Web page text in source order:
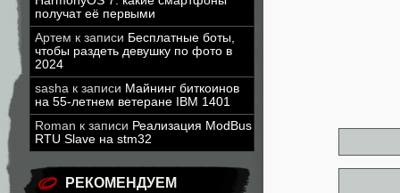
получат её первыми
Артем к записи Бесплатные боты,
чтобы раздеть девушку по фото в
2024
sasha к записи Майнинг биткоинов
на 55-летнем ветеране IBM 1401
Roman к записи Реализация ModBus
RTU Slave на stm32
РЕКОМЕНДУЕМ